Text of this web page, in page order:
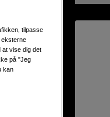
tilpasse
eksterne
at vise dig det
på "Jeg
kan